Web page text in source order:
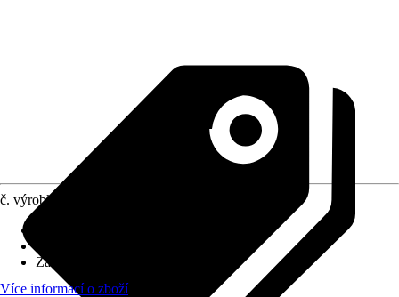
č. výrobku
Základní barva
Více informací o zboží